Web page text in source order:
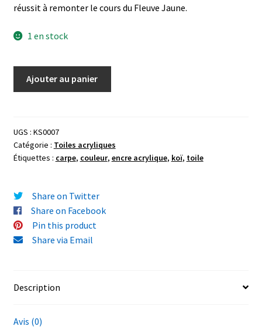
réussit à remonter le cours du Fleuve Jaune.
1 en stock
Koï
encres
acryliques
Ajouter au panier
UGS : KS0007
Catégorie : Toiles acryliques
Étiquettes : carpe, couleur, encre acrylique, koï, toile
Share on Twitter
Share on Facebook
Pin this product
Share via Email
Description
Avis (0)